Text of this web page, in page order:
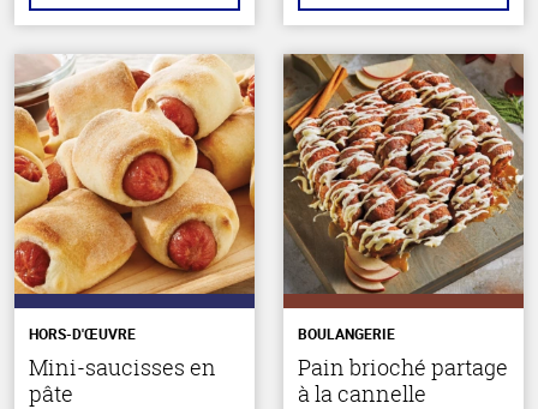
HORS-D'ŒUVRE
Mini-saucisses en
pâte
BOULANGERIE
Pain brioché partage
à la cannelle